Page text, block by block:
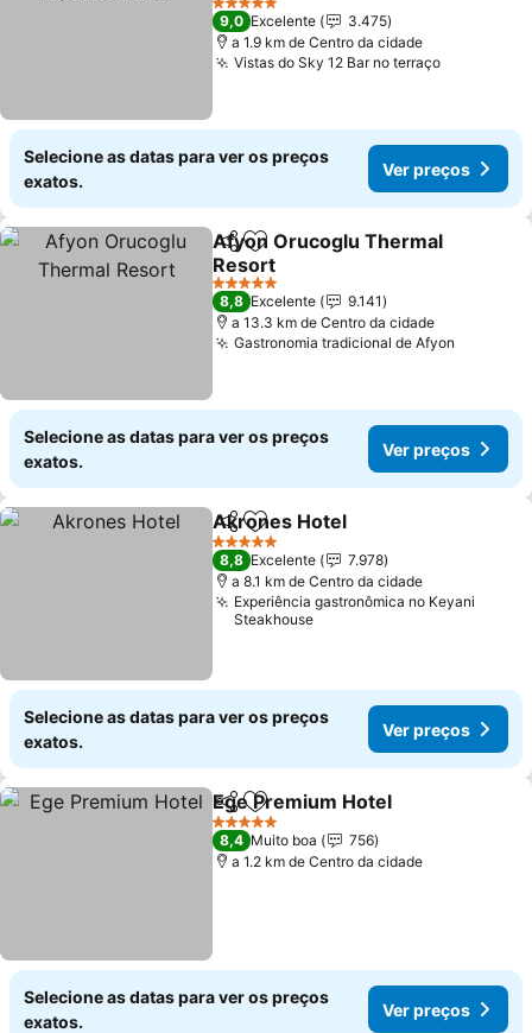
5 Estrelas
9,0 Excelente
3.475
a 1.9 km de Centro da cidade
Vistas do Sky 12 Bar no terraço
Selecione as datas para ver os preços
exatos.
Ver preços
PartilharAdicionar aos favoritos
Afyon Orucoglu Thermal
Resort
5 Estrelas
8,8 Excelente
9.141
a 13.3 km de Centro da cidade
Gastronomia tradicional de Afyon
Selecione as datas para ver os preços
exatos.
Ver preços
PartilharAdicionar aos favoritos
Akrones Hotel
5 Estrelas
8,8 Excelente
7.978
a 8.1 km de Centro da cidade
Experiência gastronômica no Keyani
Steakhouse
Selecione as datas para ver os preços
exatos.
Ver preços
PartilharAdicionar aos favoritos
Ege Premium Hotel
5 Estrelas
8,4 Muito boa
756
a 1.2 km de Centro da cidade
Selecione as datas para ver os preços
exatos.
Ver preços